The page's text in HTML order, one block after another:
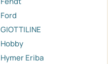
Ford
GIOTTILINE
Hobby
Hymer Eriba